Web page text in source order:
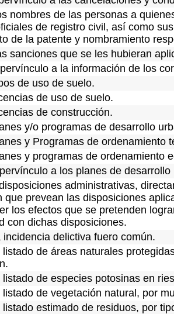
nombres de las personas a
de registro civil, así como
de la patente y nombramiento
sanciones que se les hubieran
a la información de los
de uso de suelo.
de uso de suelo.
de construcción.
y/o programas de desarrollo
y Programas de ordenamiento
y programas de ordenamiento
a los planes de desarrollo
administrativas,
que prevean las disposiciones
los efectos que se pretenden
con dichas disposiciones.
incidencia delictiva fuero común.
de áreas naturales
de especies potosinas en
de vegetación natural, por
estimado de residuos, por